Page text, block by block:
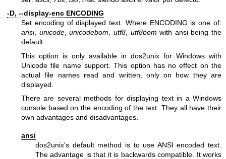
-D, --display-enc ENCODING
Set encoding of displayed text. Where ENCODING is one of:
ansi, unicode,unicodebom, utf8, utf8bom with ansi being the
default.
This option is only available in dos2unix for Windows with
Unicode file name support. This option has no effect on the
actual file names read and written, only on how they are
displayed.
There are several methods for displaying text in a Windows
console based on the encoding of the text. They all have their
own advantages and disadvantages.
ansi
dos2unix's default method is to use ANSI encoded text.
The advantage is that it is backwards compatible. It works